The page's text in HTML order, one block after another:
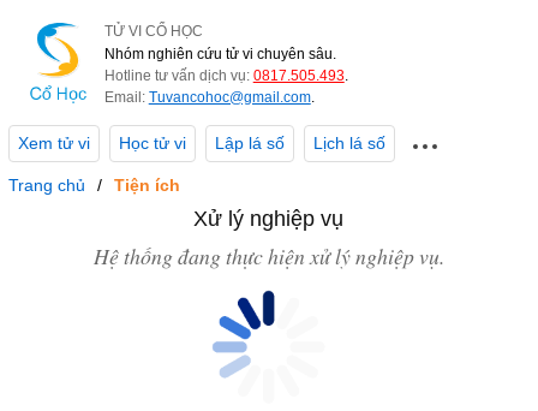
TỬ VI CỔ HỌC
Nhóm nghiên cứu tử vi chuyên sâu.
Hotline tư vấn dịch vụ: 0817.505.493.
Email: Tuvancohoc@gmail.com.
Xem tử vi Học tử vi Lập lá số Lịch lá số
Trang chủ Tiện ích
Xử lý nghiệp vụ
Hệ thống đang thực hiện xử lý nghiệp vụ.